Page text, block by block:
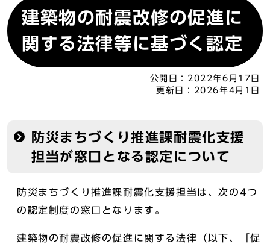
建築物の耐震改修の促進に
関する法律等に基づく認定
公開日： 2022年6月17日
更新日：
2026年4月1日
防災まちづくり推進課耐震化支援
担当が窓口となる認定について
防災まちづくり推進課耐震化支援担当は、次の4つ
の認定制度の窓口となります。
建築物の耐震改修の促進に関する法律（以下、「促